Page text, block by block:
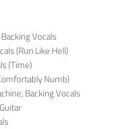
Vocals
(Run Like Hell)
(Time)
Numb)
Backing Vocals